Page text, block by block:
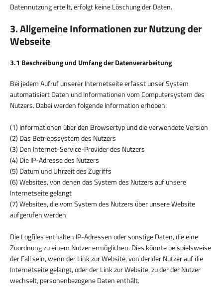
Datennutzung erteilt, erfolgt keine Löschung der Daten.
3. Allgemeine Informationen zur Nutzung der
Webseite
3.1 Beschreibung und Umfang der Datenverarbeitung
Bei jedem Aufruf unserer Internetseite erfasst unser System
automatisiert Daten und Informationen vom Computersystem des
Nutzers. Dabei werden folgende Information erhoben:
(1) Informationen über den Browsertyp und die verwendete Version
(2) Das Betriebssystem des Nutzers
(3) Den Internet-Service-Provider des Nutzers
(4) Die IP-Adresse des Nutzers
(5) Datum und Uhrzeit des Zugriffs
(6) Websites, von denen das System des Nutzers auf unsere
Internetseite gelangt
(7) Websites, die vom System des Nutzers über unsere Website
aufgerufen werden
Die Logfiles enthalten IP-Adressen oder sonstige Daten, die eine
Zuordnung zu einem Nutzer ermöglichen. Dies könnte beispielsweise
der Fall sein, wenn der Link zur Website, von der der Nutzer auf die
Internetseite gelangt, oder der Link zur Website, zu der der Nutzer
wechselt, personenbezogene Daten enthält.